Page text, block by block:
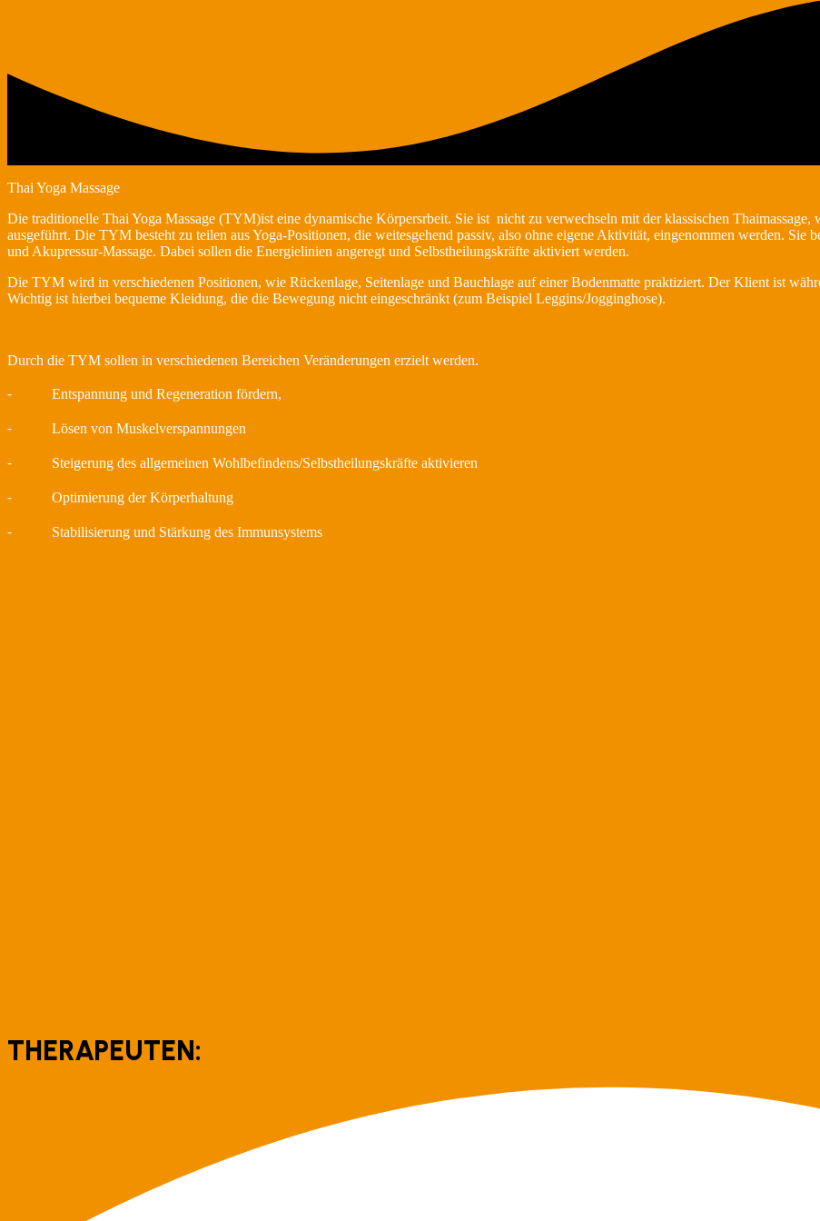
Thai Yoga Massage
Die traditionelle Thai Yoga Massage (TYM)ist eine dynamische Körpersrbeit. Sie ist nicht zu verwechseln mit der klassischen
ausgeführt. Die TYM besteht zu teilen aus Yoga-Positionen, die weitesgehend passiv, also ohne eigene Aktivität, eingenommen werden.
und Akupressur-Massage. Dabei sollen die Energielinien angeregt und Selbstheilungskräfte aktiviert werden.
Die TYM wird in verschiedenen Positionen, wie Rückenlage, Seitenlage und Bauchlage auf einer Bodenmatte praktiziert. Der Klient ist
Wichtig ist hierbei bequeme Kleidung, die die Bewegung nicht eingeschränkt (zum Beispiel Leggins/Jogginghose).
Durch die TYM sollen in verschiedenen Bereichen Veränderungen erzielt werden.
⁃ Entspannung und Regeneration fördern,
⁃ Lösen von Muskelverspannungen
⁃ Steigerung des allgemeinen Wohlbefindens/Selbstheilungskräfte aktivieren
⁃ Optimierung der Körperhaltung
⁃ Stabilisierung und Stärkung des Immunsystems
THERAPEUTEN: